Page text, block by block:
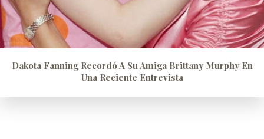
Dakota Fanning Recordó A Su Amiga Brittany Murphy En
Una Reciente Entrevista